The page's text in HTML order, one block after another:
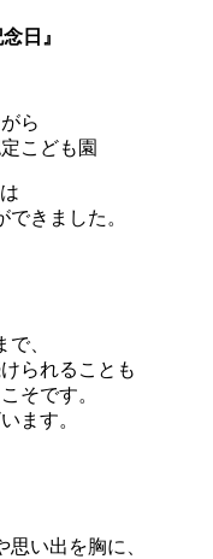
日』
ら
こども園
きました。
、
られることも
そです。
ます。
い出を胸に、